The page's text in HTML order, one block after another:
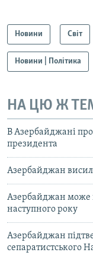
Новини Світ
Новини | Політика
НА ЦЮ Ж
В Азербайджані
президента
Азербайджан
Азербайджан може
наступного року
Азербайджан
сепаратистського